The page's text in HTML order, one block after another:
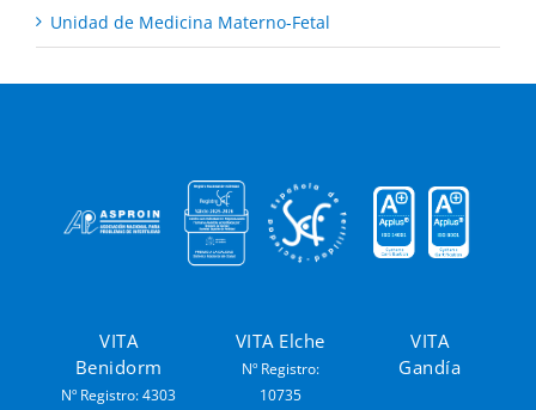
Unidad de Medicina Materno-Fetal
VITA
Benidorm
Nº Registro: 4303
VITA Elche
Nº Registro:
10735
VITA
Gandía